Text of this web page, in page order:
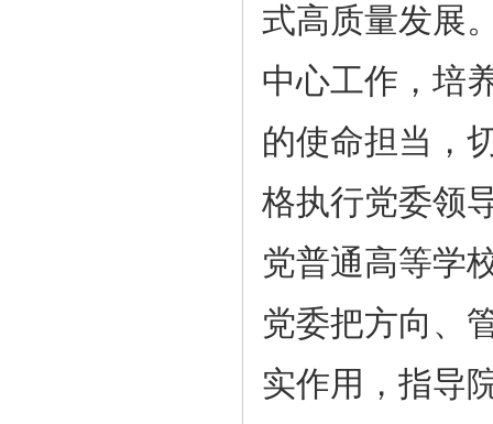
式高质量发展
中心工作，培
的使命担当，
格执行党委领
党普通高等学
党委把方向、
实作用，指导